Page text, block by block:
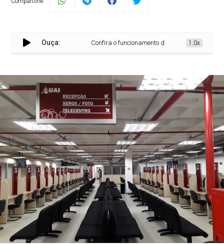
Ouça: Confira o funcionamento das UAIs no feriado de
1.0x